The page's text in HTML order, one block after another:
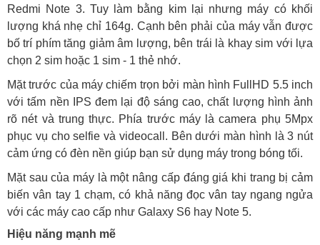
Redmi Note 3. Tuy làm bằng kim lại nhưng máy có khối
lượng khá nhẹ chỉ 164g. Cạnh bên phải của máy vẫn được
bố trí phím tăng giảm âm lượng, bên trái là khay sim với lựa
chọn 2 sim hoặc 1 sim - 1 thẻ nhớ.
Mặt trước của máy chiếm trọn bởi màn hình FullHD 5.5 inch
với tấm nền IPS đem lại độ sáng cao, chất lượng hình ảnh
rõ nét và trung thực. Phía trước máy là camera phụ 5Mpx
phục vụ cho selfie và videocall. Bên dưới màn hình là 3 nút
cảm ứng có đèn nền giúp bạn sử dụng máy trong bóng tối.
Mặt sau của máy là một nâng cấp đáng giá khi trang bị cảm
biến vân tay 1 chạm, có khả năng đọc vân tay ngang ngửa
với các máy cao cấp như Galaxy S6 hay Note 5.
Hiệu năng mạnh mẽ